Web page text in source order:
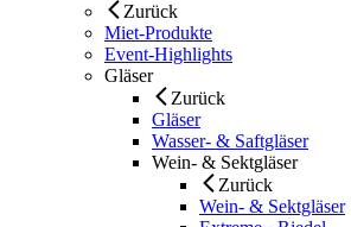
Zurück
Miet-Produkte
Event-Highlights
Gläser
Zurück
Gläser
Wasser- & Saftgläser
Wein- & Sektgläser
Zurück
Wein- & Sektgläser